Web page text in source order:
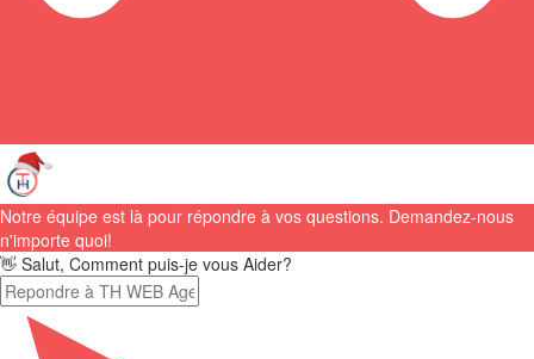
Notre équipe est là pour répondre à vos questions. Demandez-nous
n'importe quoi!
👋 Salut, Comment puis-je vous Aider?